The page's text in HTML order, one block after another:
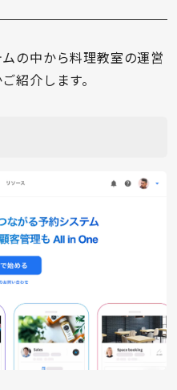
の中から料理教室の運営
紹介します。